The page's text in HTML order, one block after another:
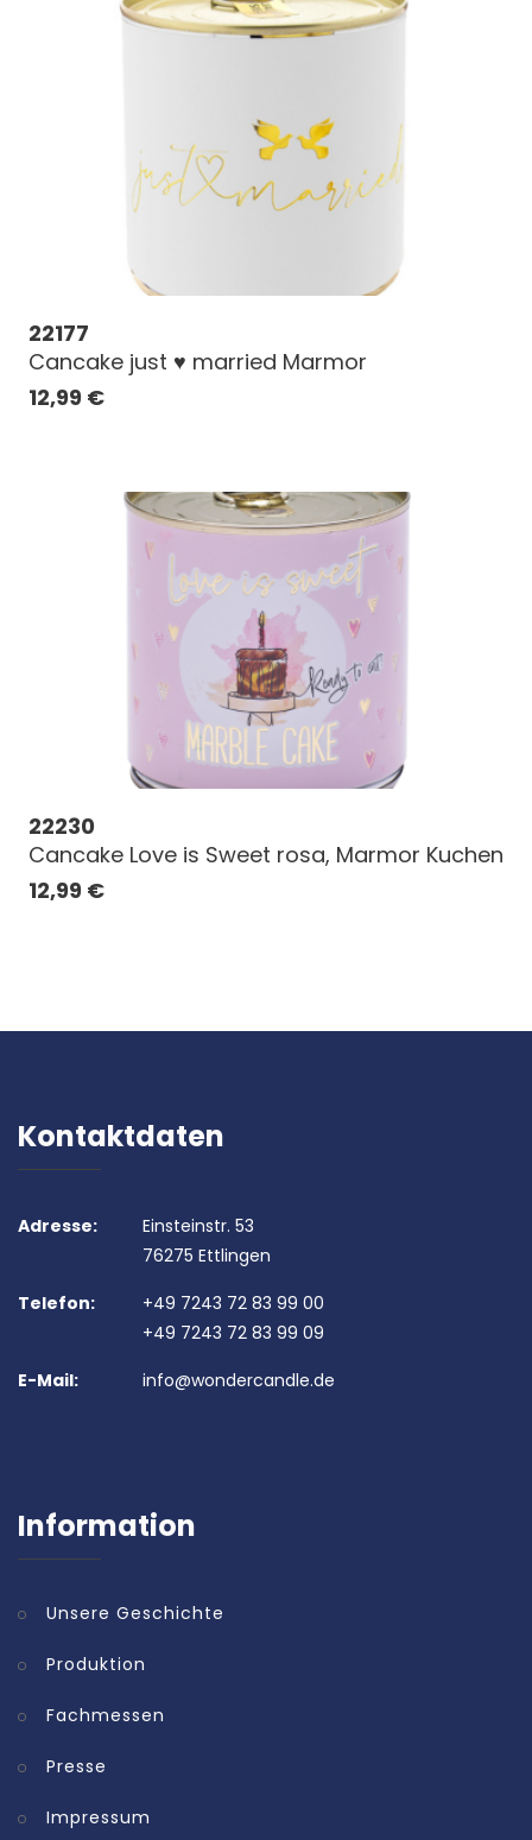
22177
Cancake just ♥ married Marmor
12,99 €
22230
Cancake Love is Sweet rosa, Marmor Kuchen
12,99 €
Kontaktdaten
Adresse:
Einsteinstr. 53
76275 Ettlingen
Telefon:
+49 7243 72 83 99 00
+49 7243 72 83 99 09
E-Mail:
info@wondercandle.de
Information
Unsere Geschichte
Produktion
Fachmessen
Presse
Impressum